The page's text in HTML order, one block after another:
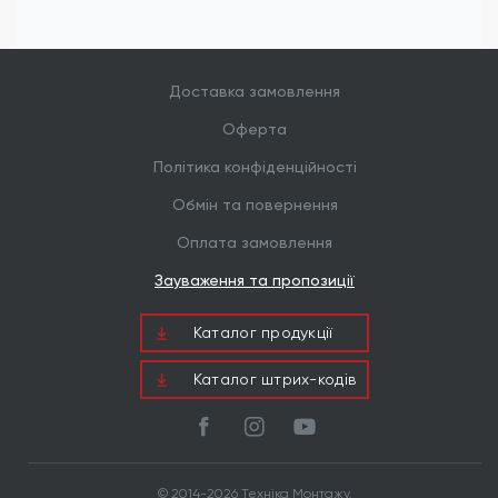
Доставка замовлення
Оферта
Політика конфіденційності
Обмін та повернення
Оплата замовлення
Зауваження та пропозиції
Каталог продукцiї
Каталог штрих-кодів
© 2014-2026 Техніка Монтажу.